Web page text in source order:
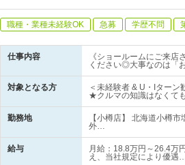
職種・業種未経験OK 急募 学歴不問
仕事内容
《ショールームにご来
ください◎大事なのは「
対象となる方
＜未経験者 & U・Iター
★クルマの知識はなくて
勤務地
【小樽店】 北海道小樽
外…
給与
月給：18.8万円～26.4万
え、当社規定により優遇